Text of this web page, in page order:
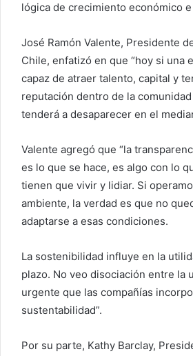
lógica de crecimiento económico
José Ramón Valente, Presidente
Chile, enfatizó en que “hoy si una
capaz de atraer talento, capital y
reputación dentro de la
tenderá a desaparecer en el
Valente agregó que “la
es lo que se hace, es algo con lo
tienen que vivir y lidiar. Si
ambiente, la verdad es que no
adaptarse a esas condiciones.
La sostenibilidad influye en la
plazo. No veo disociación entre la
urgente que las compañías
sustentabilidad”.
Por su parte, Kathy Barclay,